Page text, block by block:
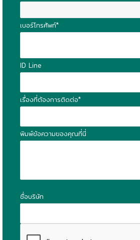
เบอร์โทรศัพท์*
ID Line
เรื่องที่ต้องการติดต่อ*
พิมพ์ข้อความของคุณที่นี่
ชื่อบริษัท